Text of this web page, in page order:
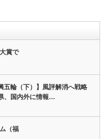
賞で
五輪（下）】風評解消へ戦略
、国内外に情報…
（福